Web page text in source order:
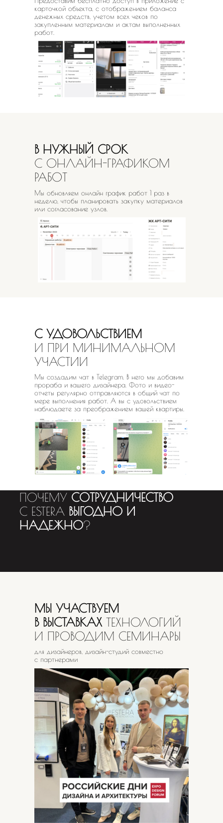
карточкой объекта, с отображением баланса
денежных средств, учетом всех чеков по
закупленным материалам и актам выполненных
работ.
В НУЖНЫЙ СРОК
С ОНЛАЙН-ГРАФИКОМ
РАБОТ
Мы обновляем онлайн график работ 1 раз в
неделю, чтобы планировать закупку материалов
или согласование узлов.
С УДОВОЛЬСТВИЕМ
И ПРИ МИНИМАЛЬНОМ
УЧАСТИИ
Мы создадим чат в Telegram. В него мы добавим
прораба и вашего дизайнера. Фото и видео-
отчеты регулярно отправляются в общий чат по
мере выполнения работ. А вы с удовольствием
наблюдаете за преображением вашей квартиры.
ПОЧЕМУ СОТРУДНИЧЕСТВО
С ESTERA ВЫГОДНО И
НАДЕЖНО?
МЫ УЧАСТВУЕМ
В ВЫСТАВКАХ ТЕХНОЛОГИЙ
И ПРОВОДИМ СЕМИНАРЫ
для дизайнеров, дизайн-студий совместно
с партнерами